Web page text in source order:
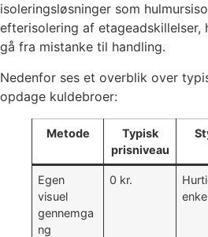
isoleringsløsninger som
efterisolering af
gå fra mistanke til handling.
Nedenfor ses et overblik over
opdage kuldebroer:
Metode
Typisk
prisniveau
Egen
visuel
gennemga
ng
0 kr.